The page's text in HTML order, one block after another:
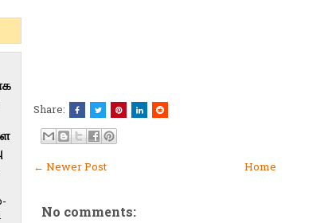
Share:
← Newer Post Home
No comments: